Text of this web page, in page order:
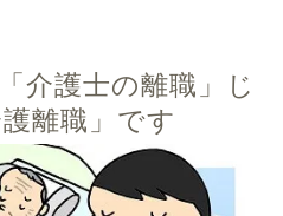
介護士の離職」じ
離職」です